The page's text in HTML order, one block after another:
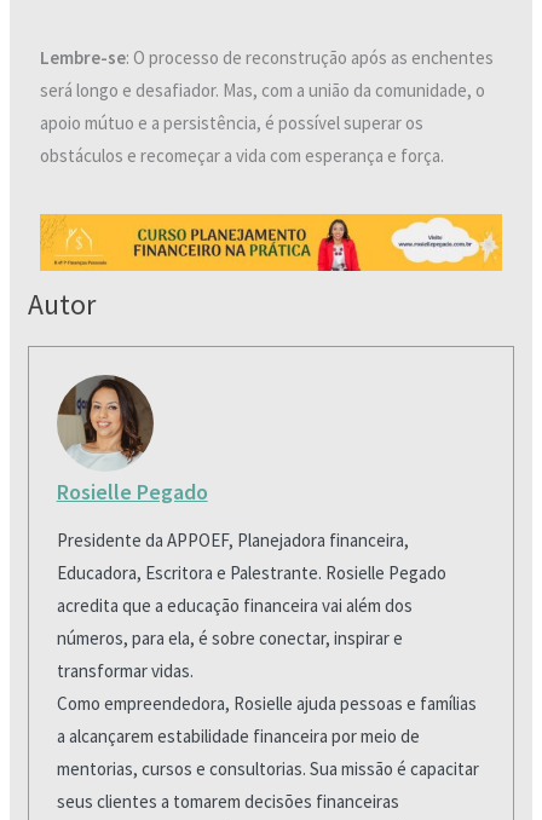
Lembre-se: O processo de reconstrução após as enchentes
será longo e desafiador. Mas, com a união da comunidade, o
apoio mútuo e a persistência, é possível superar os
obstáculos e recomeçar a vida com esperança e força.
Autor
Rosielle Pegado
Presidente da APPOEF, Planejadora financeira,
Educadora, Escritora e Palestrante. Rosielle Pegado
acredita que a educação financeira vai além dos
números, para ela, é sobre conectar, inspirar e
transformar vidas.
Como empreendedora, Rosielle ajuda pessoas e famílias
a alcançarem estabilidade financeira por meio de
mentorias, cursos e consultorias. Sua missão é capacitar
seus clientes a tomarem decisões financeiras